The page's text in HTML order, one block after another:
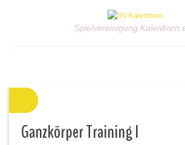
Spielvereinigung Kalenborn
Ganzkörper Training I